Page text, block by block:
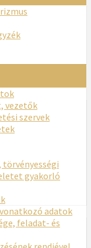
vezetők
szervek
gyakorló
adatok
feladat- és